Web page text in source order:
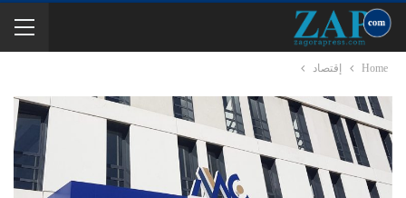
Home إقتصاد